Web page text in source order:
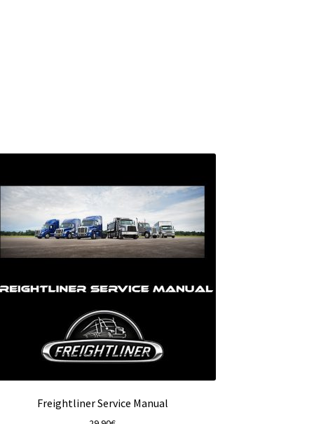
Freightliner Service Manual